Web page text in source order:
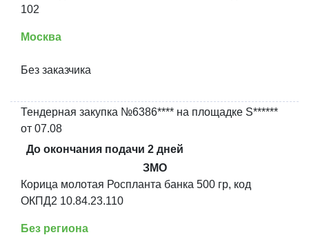
102
Москва
Без заказчика
Тендерная закупка №6386**** на площадке S******
от 07.08
До окончания подачи 2 дней
ЗМО
Корица молотая Роспланта банка 500 гр, код
ОКПД2 10.84.23.110
Без региона